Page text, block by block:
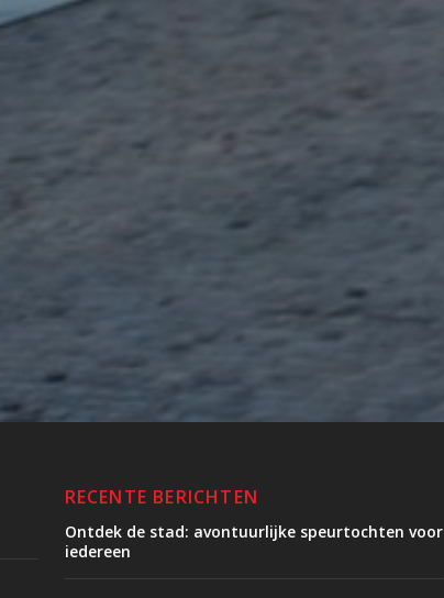
RECENTE BERICHTEN
Ontdek de stad: avontuurlijke speurtochten voor
iedereen